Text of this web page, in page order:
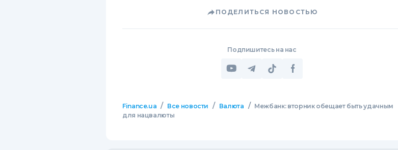
ПОДЕЛИТЬСЯ НОВОСТЬЮ
Подпишитесь на нас
Finance.ua / Все новости / Валюта / Межбанк: вторник обещает быть удачным
для нацвалюты